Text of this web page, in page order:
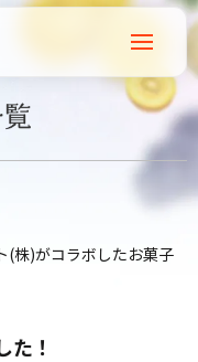
(株)がコラボしたお菓子
た！